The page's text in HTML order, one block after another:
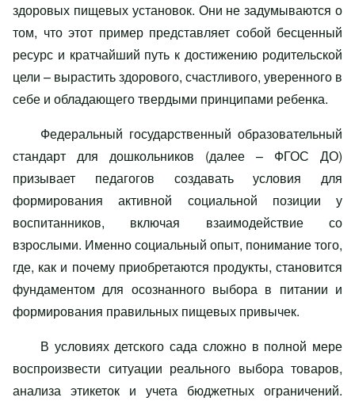
здоровых пищевых установок. Они не задумываются о
том, что этот пример представляет собой бесценный
ресурс и кратчайший путь к достижению родительской
цели – вырастить здорового, счастливого, уверенного в
себе и обладающего твердыми принципами ребенка.
Федеральный государственный образовательный
стандарт для дошкольников (далее – ФГОС ДО)
призывает педагогов создавать условия для
формирования активной социальной позиции у
воспитанников, включая взаимодействие со
взрослыми. Именно социальный опыт, понимание того,
где, как и почему приобретаются продукты, становится
фундаментом для осознанного выбора в питании и
формирования правильных пищевых привычек.
В условиях детского сада сложно в полной мере
воспроизвести ситуации реального выбора товаров,
анализа этикеток и учета бюджетных ограничений.